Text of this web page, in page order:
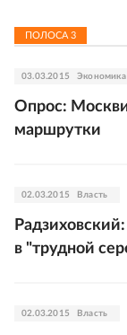
ПОЛОСА 3
03.03.2015 Экономика
Опрос:
маршрутки
02.03.2015 Власть
в "трудной
02.03.2015 Власть